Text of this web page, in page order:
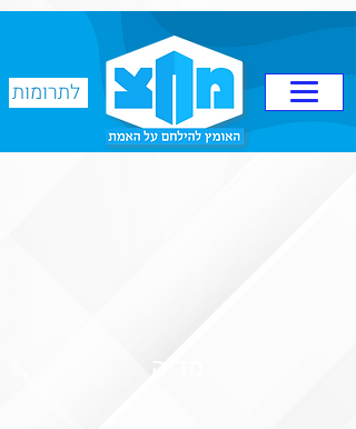
לתרומות